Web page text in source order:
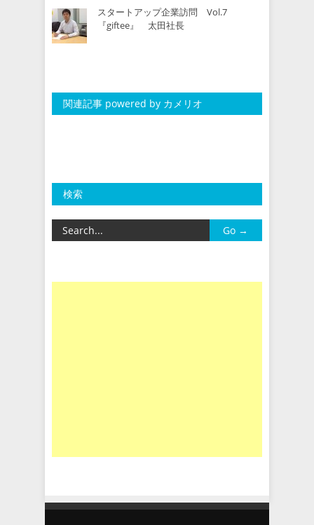
スタートアップ企業訪問 Vol.7
『giftee』 太田社長
関連記事 powered by カメリオ
検索